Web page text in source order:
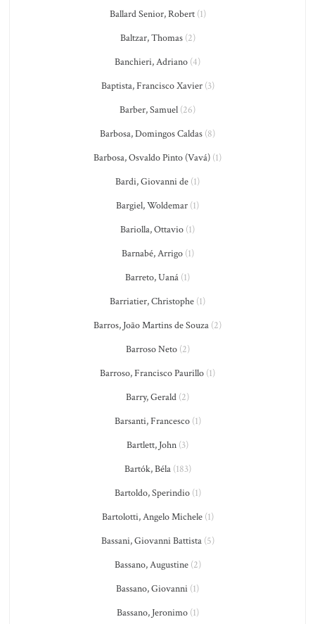
Ballard Senior, Robert(1)
Baltzar, Thomas(2)
Banchieri, Adriano (4)
Baptista, Francisco Xavier(3)
Barber, Samuel (26)
Barbosa, Domingos Caldas (8)
Barbosa, Osvaldo Pinto (Vavá) (1)
Bardi, Giovanni de (1)
Bargiel, Woldemar (1)
Bariolla, Ottavio (1)
Barnabé, Arrigo(1)
Barreto, Uaná (1)
Barriatier, Christophe (1)
Barros, João Martins de Souza (2)
Barroso Neto(2)
Barroso, Francisco Paurillo (1)
Barry, Gerald (2)
Barsanti, Francesco(1)
Bartlett, John (3)
Bartók, Béla(183)
Bartoldo, Sperindio(1)
Bartolotti, Angelo Michele(1)
Bassani, Giovanni Battista(5)
Bassano, Augustine(2)
Bassano, Giovanni (1)
Bassano, Jeronimo(1)